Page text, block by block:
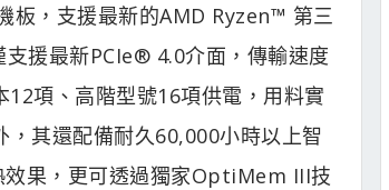
，支援最新的AMD Ryzen™ 第三
援最新PCIe® 4.0介面，傳輸速度
項、高階型號16項供電，用料實
其還配備耐久60,000小時以上智
效果，更可透過獨家OptiMem III技